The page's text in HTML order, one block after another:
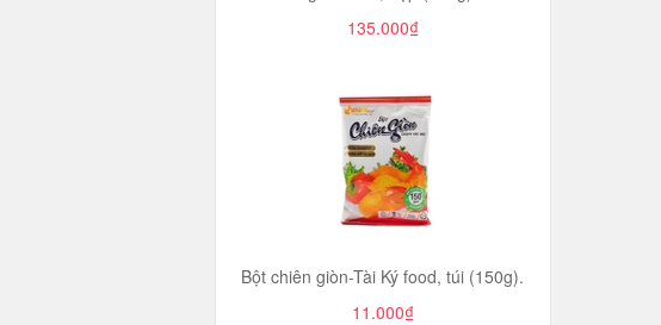
135.000₫
Bột chiên giòn-Tài Ký food, túi (150g).
11.000₫